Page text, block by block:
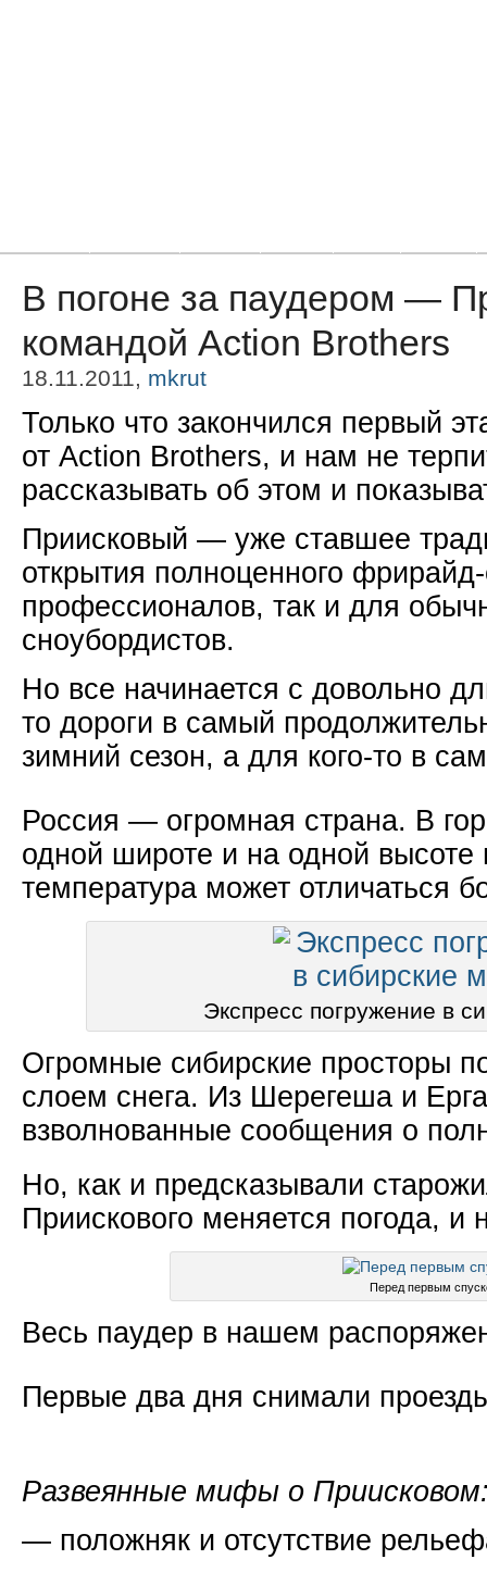
В погоне за паудером —
командой Action Brothers
18.11.2011, mkrut
Только что закончился первый
от Action Brothers, и нам не
рассказывать об этом и
Приисковый — уже ставшее
открытия полноценного
профессионалов, так и для
сноубордистов.
Но все начинается с довольно
то дороги в самый
зимний сезон, а для кого-то в
Россия — огромная страна. В
одной широте и на одной
температура может отличаться
Экспресс погружение в
Огромные сибирские просторы
слоем снега. Из Шерегеша и
взволнованные сообщения о
Но, как и предсказывали
Приискового меняется погода, и
Перед первым
Весь паудер в нашем
Первые два дня снимали
Развеянные мифы о
— положняк и отсутствие